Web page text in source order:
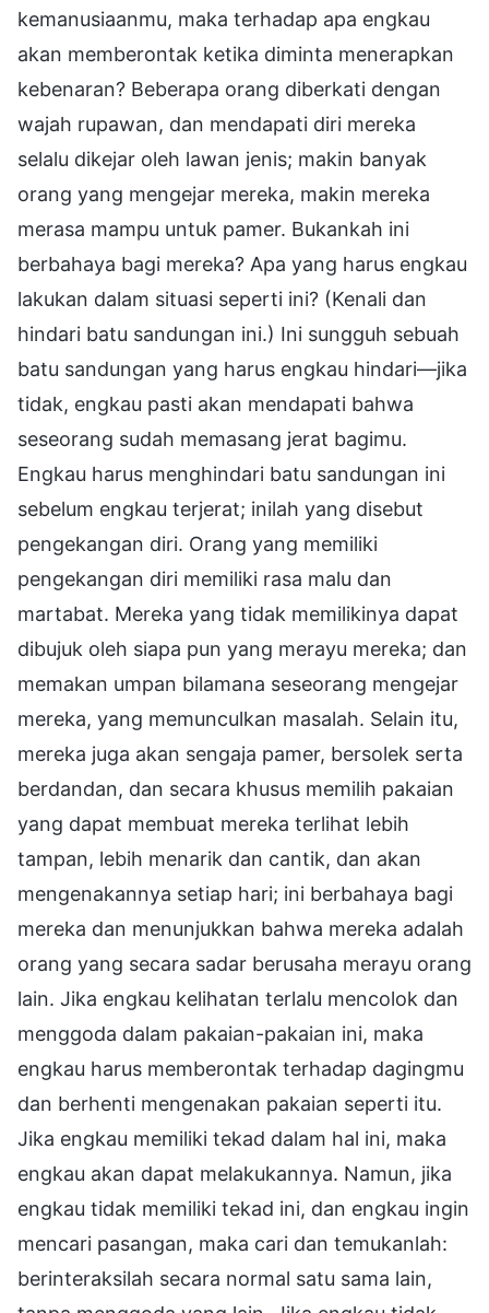
kemanusiaanmu, maka terhadap apa engkau
akan memberontak ketika diminta menerapkan
kebenaran? Beberapa orang diberkati dengan
wajah rupawan, dan mendapati diri mereka
selalu dikejar oleh lawan jenis; makin banyak
orang yang mengejar mereka, makin mereka
merasa mampu untuk pamer. Bukankah ini
berbahaya bagi mereka? Apa yang harus engkau
lakukan dalam situasi seperti ini? (Kenali dan
hindari batu sandungan ini.) Ini sungguh sebuah
batu sandungan yang harus engkau hindari—jika
tidak, engkau pasti akan mendapati bahwa
seseorang sudah memasang jerat bagimu.
Engkau harus menghindari batu sandungan ini
sebelum engkau terjerat; inilah yang disebut
pengekangan diri. Orang yang memiliki
pengekangan diri memiliki rasa malu dan
martabat. Mereka yang tidak memilikinya dapat
dibujuk oleh siapa pun yang merayu mereka; dan
memakan umpan bilamana seseorang mengejar
mereka, yang memunculkan masalah. Selain itu,
mereka juga akan sengaja pamer, bersolek serta
berdandan, dan secara khusus memilih pakaian
yang dapat membuat mereka terlihat lebih
tampan, lebih menarik dan cantik, dan akan
mengenakannya setiap hari; ini berbahaya bagi
mereka dan menunjukkan bahwa mereka adalah
orang yang secara sadar berusaha merayu orang
lain. Jika engkau kelihatan terlalu mencolok dan
menggoda dalam pakaian-pakaian ini, maka
engkau harus memberontak terhadap dagingmu
dan berhenti mengenakan pakaian seperti itu.
Jika engkau memiliki tekad dalam hal ini, maka
engkau akan dapat melakukannya. Namun, jika
engkau tidak memiliki tekad ini, dan engkau ingin
mencari pasangan, maka cari dan temukanlah:
berinteraksilah secara normal satu sama lain,